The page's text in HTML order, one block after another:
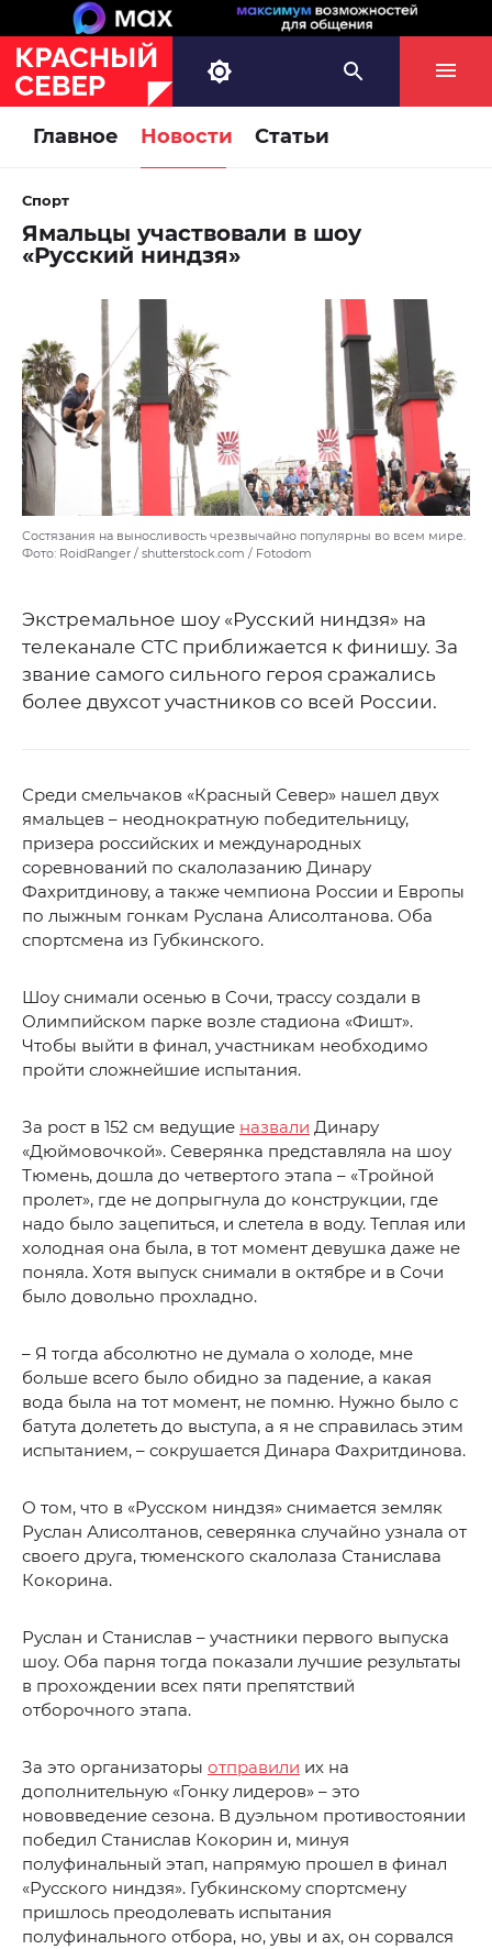
Главное Новости Статьи
Спорт
Ямальцы участвовали в шоу
«Русский ниндзя»
Состязания на выносливость чрезвычайно популярны во всем мире.
Фото: RoidRanger / shutterstock.com / Fotodom
Экстремальное шоу «Русский ниндзя» на
телеканале СТС приближается к финишу. За
звание самого сильного героя сражались
более двухсот участников со всей России.
Среди смельчаков «Красный Север» нашел двух
ямальцев – неоднократную победительницу,
призера российских и международных
соревнований по скалолазанию Динару
Фахритдинову, а также чемпиона России и Европы
по лыжным гонкам Руслана Алисолтанова. Оба
спортсмена из Губкинского.
Шоу снимали осенью в Сочи, трассу создали в
Олимпийском парке возле стадиона «Фишт».
Чтобы выйти в финал, участникам необходимо
пройти сложнейшие испытания.
За рост в 152 см ведущие назвали Динару
«Дюймовочкой». Северянка представляла на шоу
Тюмень, дошла до четвертого этапа – «Тройной
пролет», где не допрыгнула до конструкции, где
надо было зацепиться, и слетела в воду. Теплая или
холодная она была, в тот момент девушка даже не
поняла. Хотя выпуск снимали в октябре и в Сочи
было довольно прохладно.
– Я тогда абсолютно не думала о холоде, мне
больше всего было обидно за падение, а какая
вода была на тот момент, не помню. Нужно было с
батута долететь до выступа, а я не справилась этим
испытанием, – сокрушается Динара Фахритдинова.
О том, что в «Русском ниндзя» снимается земляк
Руслан Алисолтанов, северянка случайно узнала от
своего друга, тюменского скалолаза Станислава
Кокорина.
Руслан и Станислав – участники первого выпуска
шоу. Оба парня тогда показали лучшие результаты
в прохождении всех пяти препятствий
отборочного этапа.
За это организаторы отправили их на
дополнительную «Гонку лидеров» – это
нововведение сезона. В дуэльном противостоянии
победил Станислав Кокорин и, минуя
полуфинальный этап, напрямую прошел в финал
«Русского ниндзя». Губкинскому спортсмену
пришлось преодолевать испытания
полуфинального отбора, но, увы и ах, он сорвался